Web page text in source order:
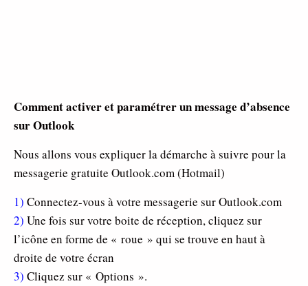
Comment activer et paramétrer un message d’absence
sur Outlook
Nous allons vous expliquer la démarche à suivre pour la
messagerie gratuite Outlook.com (Hotmail)
1) Connectez-vous à votre messagerie sur Outlook.com
2) Une fois sur votre boite de réception, cliquez sur
l’icône en forme de « roue » qui se trouve en haut à
droite de votre écran
3) Cliquez sur « Options ».